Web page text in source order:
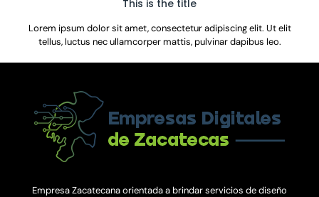
This is the title
Lorem ipsum dolor sit amet, consectetur adipiscing elit. Ut elit
tellus, luctus nec ullamcorper mattis, pulvinar dapibus leo.
Empresa Zacatecana orientada a brindar servicios de diseño